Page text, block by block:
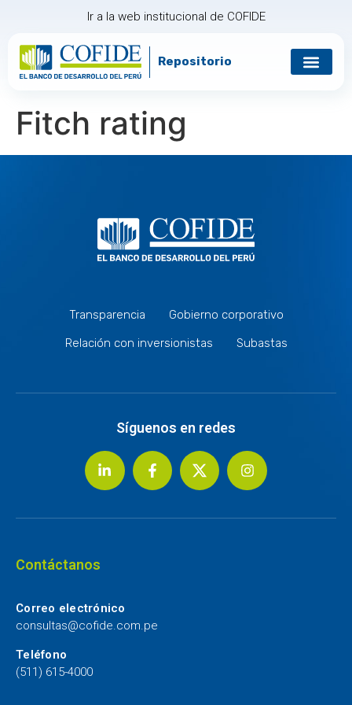
Ir a la web institucional de COFIDE
Repositorio
Fitch rating
Transparencia
Gobierno corporativo
Relación con inversionistas
Subastas
Síguenos en redes
Contáctanos
Correo electrónico
consultas@cofide.com.pe
Teléfono
(511) 615-4000